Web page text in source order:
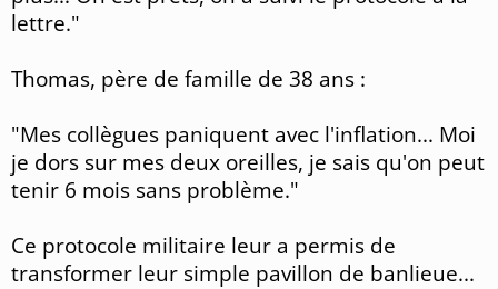
lettre."
Thomas, père de famille de 38 ans :
"Mes collègues paniquent avec l'inflation... Moi
je dors sur mes deux oreilles, je sais qu'on peut
tenir 6 mois sans problème."
Ce protocole militaire leur a permis de
transformer leur simple pavillon de banlieue...